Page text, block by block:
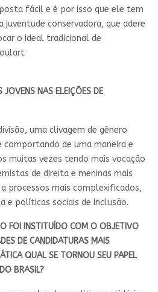
fácil e é por isso que ele tem
juventude conservadora, que adere
o ideal tradicional de
JOVENS NAS ELEIÇÕES DE
uma clivagem de gênero
comportando de uma maneira e
muitas vezes tendo mais vocação
de direita e meninas mais
processos mais complexificados,
e políticas sociais de inclusão.
FOI INSTITUÍDO COM O OBJETIVO
DE CANDIDATURAS MAIS
QUAL SE TORNOU SEU PAPEL
BRASIL?